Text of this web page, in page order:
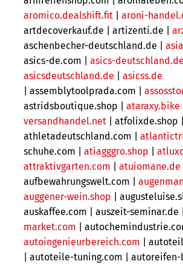
aromico.dealshift.fit
aroni-
artdecoverkauf.de | artizenti.de |
aschenbecher-deutschland.de |
asics-de.com | asics-deutschland.de
asicsdeutschland.de
asicss.de
| assemblytoolprada.com |
astridsboutique.shop | ataraxy.bike
versandhandel.net
atfolixde.shop |
athletadeutschland.com |
schuhe.com | atiagggro.shop
attraktivgarten.com
atuiomane.de
aufbewahrungswelt.com |
auggener-wein.shop
auskaffee.com | auszeit-seminar.de |
market.com
autoingenieurbereich.com |
| autoteile-tuning.com | autoreifen-